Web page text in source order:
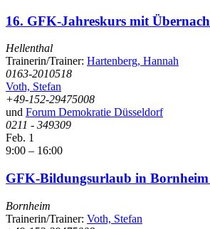
16. GFK-Jahreskurs mit
Hellenthal
Trainerin/Trainer: Hartenberg, Hannah
0163-2010518
Voth, Stefan
+49-152-29475008
und Forum Demokratie Düsseldorf
0211 - 349309
Feb. 1
9:00 – 16:00
GFK-Bildungsurlaub in
Bornheim
Trainerin/Trainer: Voth, Stefan